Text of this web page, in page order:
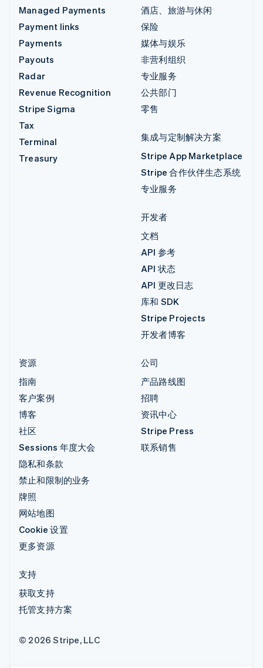
Managed Payments
Payment links
Payments
Payouts
Radar
Revenue Recognition
Stripe Sigma
Tax
Terminal
Treasury
酒店、旅游与休闲
保险
媒体与娱乐
非营利组织
专业服务
公共部门
零售
集成与定制解决方案
Stripe App Marketplace
Stripe 合作伙伴生态系统
专业服务
开发者
文档
API 参考
API 状态
API 更改日志
库和 SDK
Stripe Projects
开发者博客
资源
指南
客户案例
博客
社区
Sessions 年度大会
隐私和条款
禁止和限制的业务
牌照
网站地图
Cookie 设置
更多资源
公司
产品路线图
招聘
资讯中心
Stripe Press
联系销售
支持
获取支持
托管支持方案
© 2026 Stripe, LLC